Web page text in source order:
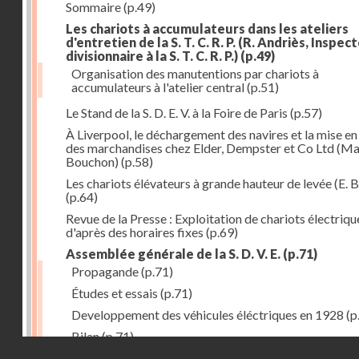
Sommaire(p.49)
Les chariots à accumulateurs dans les ateliers
d'entretien de la S. T. C. R. P. (R. Andriès,
divisionnaire à la S. T. C. R. P.) (p.49)
Organisation des manutentions par chariots à
accumulateurs à l'atelier central(p.51)
Le Stand de la S. D. E. V. à la Foire de Paris (p.57)
À Liverpool, le déchargement des navires et la mise
des marchandises chez Elder, Dempster et Co Ltd
Bouchon) (p.58)
Les chariots élévateurs à grande hauteur de levée (E.
(p.64)
Revue de la Presse : Exploitation de chariots
d'après des horaires fixes (p.69)
Assemblée générale de la S. D. V. E. (p.71)
Propagande(p.71)
Études et essais (p.71)
Developpement des véhicules éléctriques en 1928
Bilan(p.71)